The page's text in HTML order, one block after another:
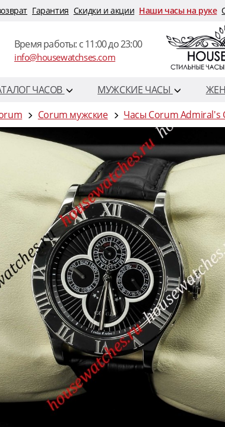
Гарантия Скидки и акции Наши часы на руке
Время работы: c 11:00 до 23:00
info@housewatchses.com
ЧАСОВ МУЖСКИЕ ЧАСЫ
Corum мужские Часы Corum Admiral's